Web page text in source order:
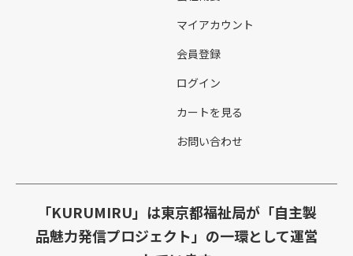
マイアカウント
会員登録
ログイン
カートを見る
お問い合わせ
「KURUMIRU」は東京都福祉局が「自主製
品魅力発信プロジェクト」の一環として運営